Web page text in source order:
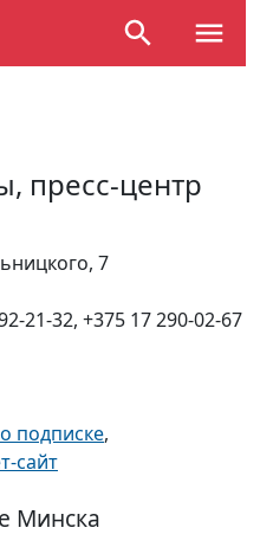
пресс-центр
7
21-32, +375 17 290-02-67
подписке,
сайт
Минска